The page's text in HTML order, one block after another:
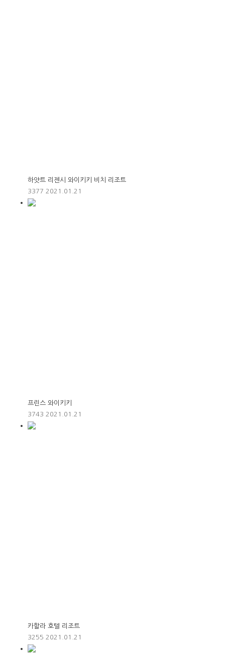
하얏트 리젠시 와이키키 비치 리조트
3377 2021.01.21
프린스 와이키키
3743 2021.01.21
카할라 호텔 리조트
3255 2021.01.21